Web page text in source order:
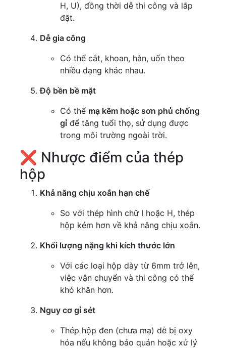
H, U), đồng thời dễ thi công và lắp
đặt.
Dễ gia công
Có thể cắt, khoan, hàn, uốn theo
nhiều dạng khác nhau.
Độ bền bề mặt
Có thể mạ kẽm hoặc sơn phủ chống
gỉ để tăng tuổi thọ, sử dụng được
trong môi trường ngoài trời.
❌ Nhược điểm của thép
hộp
Khả năng chịu xoắn hạn chế
So với thép hình chữ I hoặc H, thép
hộp kém hơn về khả năng chịu xoắn.
Khối lượng nặng khi kích thước lớn
Với các loại hộp dày từ 6mm trở lên,
việc vận chuyển và thi công có thể
khó khăn hơn.
Nguy cơ gỉ sét
Thép hộp đen (chưa mạ) dễ bị oxy
hóa nếu không bảo quản hoặc xử lý